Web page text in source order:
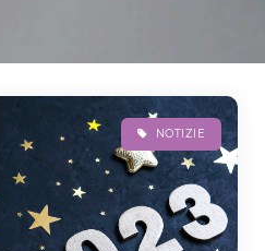
NOTIZIE